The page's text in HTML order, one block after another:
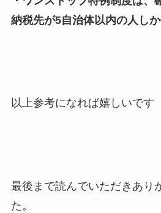
納税先が5自治体以内の人し
以上参考になれば嬉しいです
最後まで読んでいただきあり
た。